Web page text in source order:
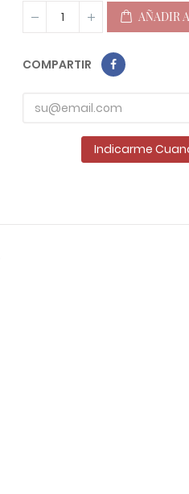
AÑADIR
COMPARTIR
Indicarme